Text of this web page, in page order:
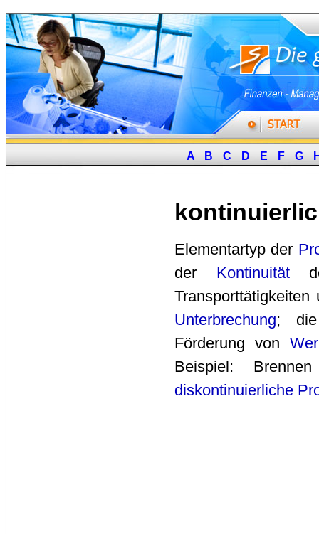
A B C D E F G
Elementartyp der
der Kontinuität
Unterbrechung; die
Förderung von
Beispiel:
diskontinuierliche